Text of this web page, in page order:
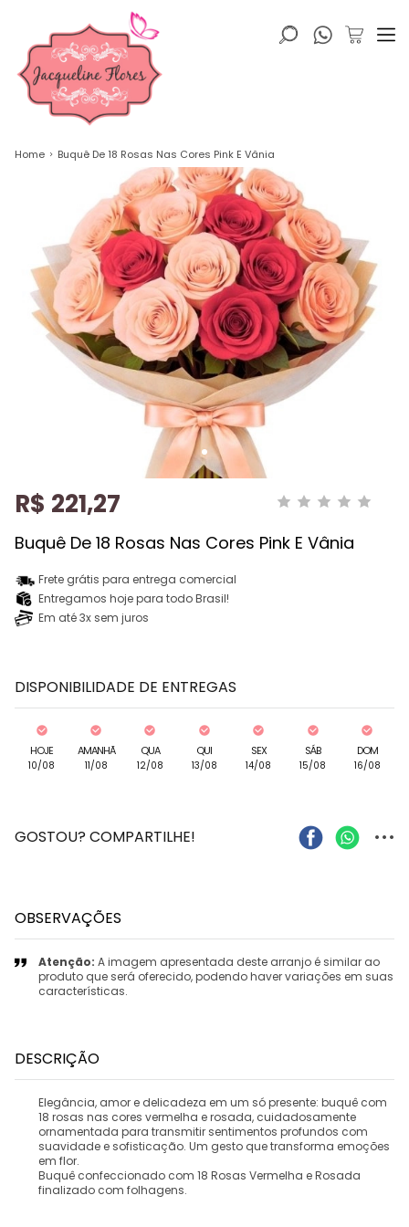
Home Buquê De 18 Rosas Nas Cores Pink E Vânia
R$ 221,27
Buquê De 18 Rosas Nas Cores Pink E Vânia
Frete grátis para entrega comercial
Entregamos hoje para todo Brasil!
Em até 3x sem juros
DISPONIBILIDADE DE ENTREGAS
HOJE
10/08
AMANHÃ
11/08
QUA
12/08
QUI
13/08
SEX
14/08
SÁB
15/08
DOM
16/08
GOSTOU? COMPARTILHE! ...
OBSERVAÇÕES
Atenção: A imagem apresentada deste arranjo é similar ao
produto que será oferecido, podendo haver variações em suas
características.
DESCRIÇÃO
Elegância, amor e delicadeza em um só presente: buquê com
18 rosas nas cores vermelha e rosada, cuidadosamente
ornamentada para transmitir sentimentos profundos com
suavidade e sofisticação. Um gesto que transforma emoções
em flor.
Buquê confeccionado com 18 Rosas Vermelha e Rosada
finalizado com folhagens.